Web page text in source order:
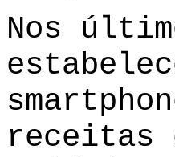
Nos
receitas